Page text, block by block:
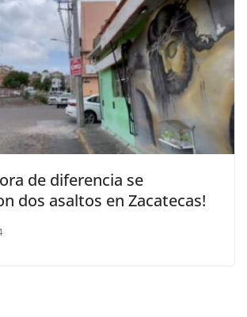
de diferencia se
dos asaltos en Zacatecas!